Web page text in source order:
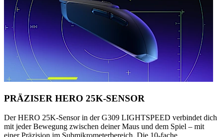
PRÄZISER HERO 25K-SENSOR
Der HERO 25K-Sensor in der G309 LIGHTSPEED verbindet dich
mit jeder Bewegung zwischen deiner Maus und dem Spiel – mit
einer Präzision im Submikrometerbereich. Die 10-fache